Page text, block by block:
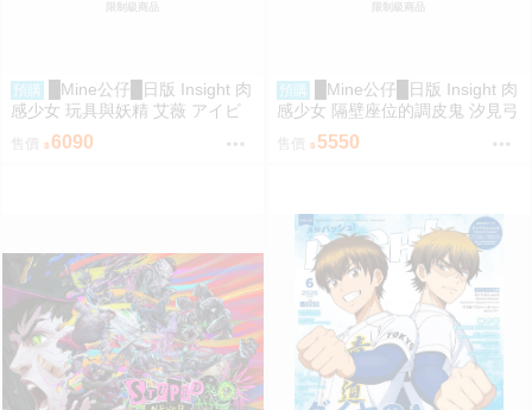
限制級商品
預購
█Mine公仔█日版 Insight 肉
感少女 玩具與妖精 艾薇 アイビ
ー 1/1 PMMA D9261
6090
限制級商品
預購
█Mine公仔█日版 Insight 肉
感少女 隔壁座位的調皮鬼 汐見弓
良 1/6 PMMA D9260
5550